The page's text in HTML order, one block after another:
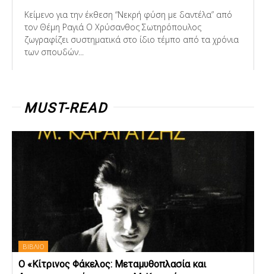
Κείμενο για την έκθεση “Νεκρή φύση με δαντέλα” από
τον Θέμη Ραγιά Ο Χρύσανθος Σωτηρόπουλος
ζωγραφίζει συστηματικά στο ίδιο τέμπο από τα χρόνια
των σπουδών...
MUST-READ
ΒΙΒΛΙΟ
Ο «Κίτρινος Φάκελος: Μεταμυθοπλασία και